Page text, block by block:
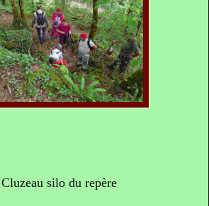
silo du repère